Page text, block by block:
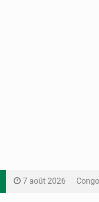
7 août 2026 Congo